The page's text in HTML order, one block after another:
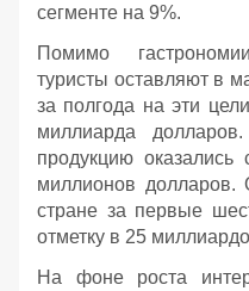
сегменте на 9%.
Помимо
туристы оставляют в
за полгода на эти
миллиарда
продукцию
миллионов
стране за первые
отметку в 25
На фоне роста